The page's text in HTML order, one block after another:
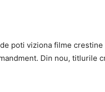
poti viziona filme
Din nou, titlurile